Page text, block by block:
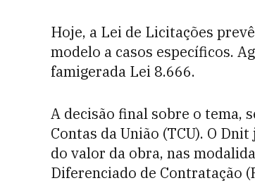
Hoje, a Lei de Licitações
modelo a casos específicos.
famigerada Lei 8.666.
A decisão final sobre o tema,
Contas da União (TCU). O
do valor da obra, nas
Diferenciado de Contratação